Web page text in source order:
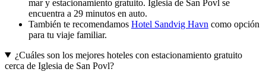
mar y estacionamiento gratuito. Iglesia de San Povl se
encuentra a 29 minutos en auto.
También te recomendamos Hotel Sandvig Havn como opción
para tu viaje familiar.
¿Cuáles son los mejores hoteles con estacionamiento gratuito
cerca de Iglesia de San Povl?